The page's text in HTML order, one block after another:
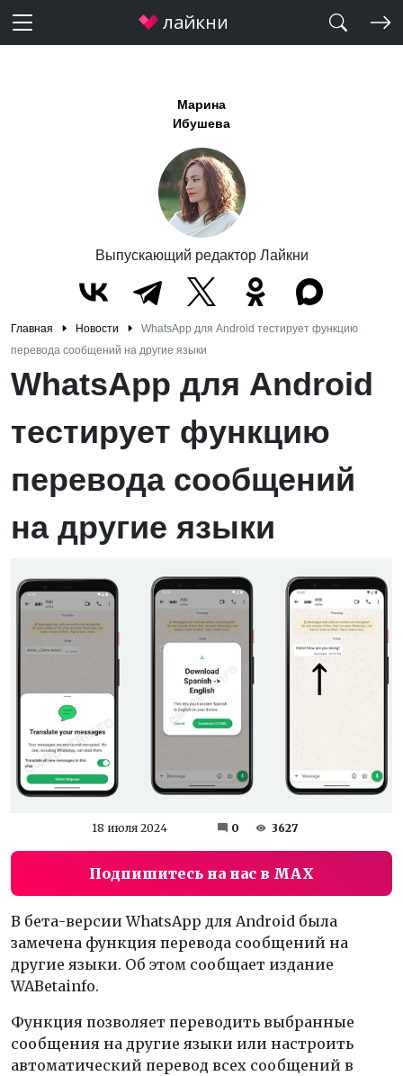
Марина
Ибушева
Выпускающий редактор Лайкни
Главная Новости
WhatsApp для Android тестирует функцию
перевода сообщений на другие языки
WhatsApp для Android
тестирует функцию
перевода сообщений
на другие языки
18 июля 2024 0 3627
Подпишитесь на нас в MAX
В бета-версии WhatsApp для Android была
замечена функция перевода сообщений на
другие языки. Об этом сообщает издание
WABetainfo.
Функция позволяет переводить выбранные
сообщения на другие языки или настроить
автоматический перевод всех сообщений в